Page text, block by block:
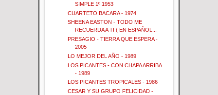
SIMPLE 1º 1953
CUARTETO BACARA - 1974
SHEENA EASTON - TODO ME
RECUERDA A TI ( EN ESPAÑOL...
PRESAGIO - TIERRA QUE ESPERA -
2005
LO MEJOR DEL AÑO - 1989
LOS PICANTES - CON CHAPA ARRIBA
- 1989
LOS PICANTES TROPICALES - 1986
CESAR Y SU GRUPO FELICIDAD -